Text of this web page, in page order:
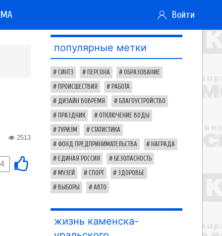
Войти
2513
популярные метки
СИНТЗ ПЕРСОНА ОБРАЗОВАНИЕ
ПРОИСШЕСТВИЯ РАБОТА
ДИЗАЙН ВОВРЕМЯ БЛАГОУСТРОЙСТВО
ПРАЗДНИК ОТКЛЮЧЕНИЕ ВОДЫ
ТУРИЗМ СТАТИСТИКА
ФОНД ПРЕДПРИНИМАТЕЛЬСТВА НАГРАДА
ЕДИНАЯ РОССИЯ БЕЗОПАСНОСТЬ
МУЗЕЙ СПОРТ ЗДОРОВЬЕ
ВЫБОРЫ АВТО
жизнь каменска-